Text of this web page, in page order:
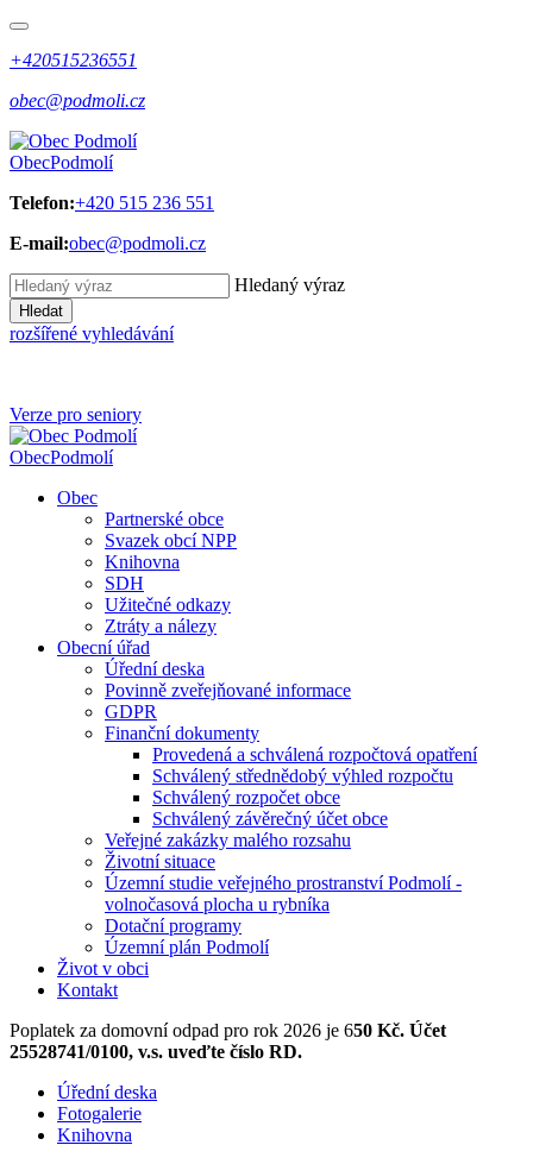
+420515236551
obec@podmoli.cz
ObecPodmolí
Telefon:+420 515 236 551
E-mail:obec@podmoli.cz
Hledaný výraz
Hledat
rozšířené vyhledávání
Verze pro seniory
ObecPodmolí
Obec
Partnerské obce
Svazek obcí NPP
Knihovna
SDH
Užitečné odkazy
Ztráty a nálezy
Obecní úřad
Úřední deska
Povinně zveřejňované informace
GDPR
Finanční dokumenty
Provedená a schválená rozpočtová opatření
Schválený střednědobý výhled rozpočtu
Schválený rozpočet obce
Schválený závěrečný účet obce
Veřejné zakázky malého rozsahu
Životní situace
Územní studie veřejného prostranství Podmolí -
volnočasová plocha u rybníka
Dotační programy
Územní plán Podmolí
Život v obci
Kontakt
Poplatek za domovní odpad pro rok 2026 je 650 Kč. Účet
25528741/0100, v.s. uveďte číslo RD.
Úřední deska
Fotogalerie
Knihovna